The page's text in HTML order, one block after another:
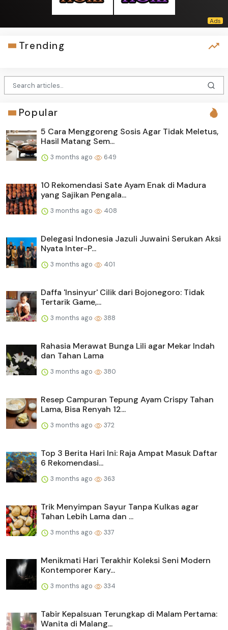
Trending
Popular
5 Cara Menggoreng Sosis Agar Tidak Meletus,
Hasil Matang Sem...
3 months ago 649
10 Rekomendasi Sate Ayam Enak di Madura
yang Sajikan Pengala...
3 months ago 408
Delegasi Indonesia Jazuli Juwaini Serukan Aksi
Nyata Inter-P...
3 months ago 401
Daffa 'Insinyur' Cilik dari Bojonegoro: Tidak
Tertarik Game,...
3 months ago 388
Rahasia Merawat Bunga Lili agar Mekar Indah
dan Tahan Lama
3 months ago 380
Resep Campuran Tepung Ayam Crispy Tahan
Lama, Bisa Renyah 12...
3 months ago 372
Top 3 Berita Hari Ini: Raja Ampat Masuk Daftar
6 Rekomendasi...
3 months ago 363
Trik Menyimpan Sayur Tanpa Kulkas agar
Tahan Lebih Lama dan ...
3 months ago 337
Menikmati Hari Terakhir Koleksi Seni Modern
Kontemporer Kary...
3 months ago 334
Tabir Kepalsuan Terungkap di Malam Pertama:
Wanita di Malang...